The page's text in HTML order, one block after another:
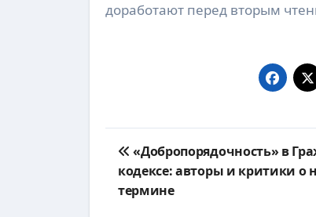
доработают перед вторым
Навигация
по
записям
«Добропорядочность» в
кодексе: авторы и критики о
термине